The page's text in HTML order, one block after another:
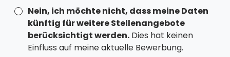
Nein, ich möchte nicht, dass meine Daten
künftig für weitere Stellenangebote
berücksichtigt werden. Dies hat keinen
Einfluss auf meine aktuelle Bewerbung.